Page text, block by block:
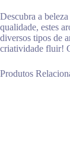
Descubra a
qualidade, estes
diversos tipos de
criatividade fluir!
Produtos